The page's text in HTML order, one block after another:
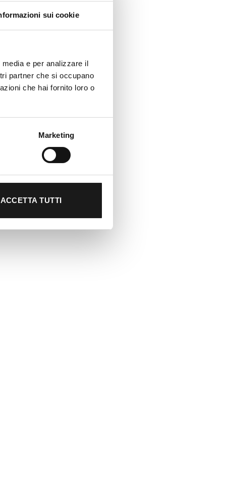
sui cookie
e per analizzare il
partner che si occupano
che hai fornito loro o
Marketing
ACCETTA TUTTI